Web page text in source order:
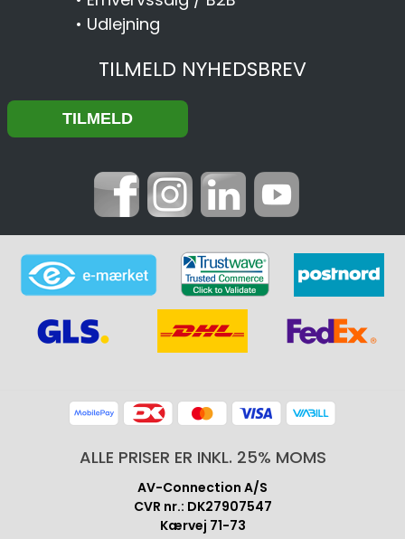
• Udlejning
TILMELD NYHEDSBREV
ALLE PRISER ER INKL. 25% MOMS
AV-Connection A/S
CVR nr.: DK27907547
Kærvej 71-73